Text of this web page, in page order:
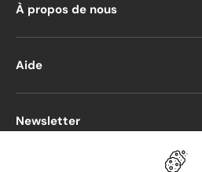
À propos de nous
Aide
Newsletter